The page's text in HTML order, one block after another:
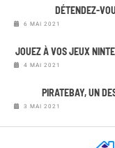
DÉTENDEZ-
6 MAI 2021
JOUEZ À VOS JEUX
4 MAI 2021
PIRATEBAY, UN
3 MAI 2021